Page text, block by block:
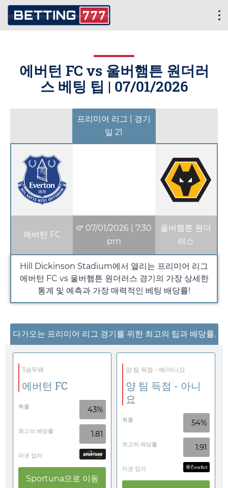
에버턴 FC vs 울버햄튼 원더러
스 베팅 팁 | 07/01/2026
프리미어 리그 | 경기
일 21
에버턴 FC
07/01/2026 |7:30
pm
울버햄튼 원더
러스
Hill Dickinson Stadium에서 열리는 프리미어 리그
에버턴 FC vs 울버햄튼 원더러스 경기의 가장 상세한
통계 및 예측과 가장 매력적인 베팅 배당률!
다가오는 프리미어 리그 경기를 위한 최고의 팁과 배당률.
3승무패
에버턴 FC
확률 43%
최고의 배당률 1.81
마권 업자
Sportuna으로 이동
양 팀 득점 - 예/아니요
양 팀 득점 - 아니
요
확률 54%
최고의 배당률 1.91
마권 업자